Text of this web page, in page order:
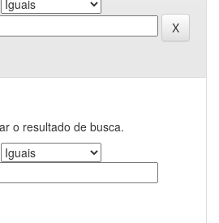
o resultado de busca.